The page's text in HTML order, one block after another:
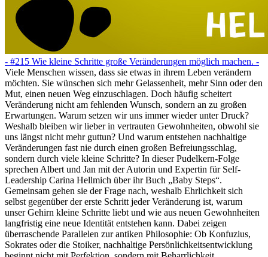
- #215 Wie kleine Schritte große Veränderungen möglich machen. -
Viele Menschen wissen, dass sie etwas in ihrem Leben verändern
möchten. Sie wünschen sich mehr Gelassenheit, mehr Sinn oder den
Mut, einen neuen Weg einzuschlagen. Doch häufig scheitert
Veränderung nicht am fehlenden Wunsch, sondern an zu großen
Erwartungen. Warum setzen wir uns immer wieder unter Druck?
Weshalb bleiben wir lieber in vertrauten Gewohnheiten, obwohl sie
uns längst nicht mehr guttun? Und warum entstehen nachhaltige
Veränderungen fast nie durch einen großen Befreiungsschlag,
sondern durch viele kleine Schritte? In dieser Pudelkern-Folge
sprechen Albert und Jan mit der Autorin und Expertin für Self-
Leadership Carina Hellmich über ihr Buch „Baby Steps“.
Gemeinsam gehen sie der Frage nach, weshalb Ehrlichkeit sich
selbst gegenüber der erste Schritt jeder Veränderung ist, warum
unser Gehirn kleine Schritte liebt und wie aus neuen Gewohnheiten
langfristig eine neue Identität entstehen kann. Dabei zeigen
überraschende Parallelen zur antiken Philosophie: Ob Konfuzius,
Sokrates oder die Stoiker, nachhaltige Persönlichkeitsentwicklung